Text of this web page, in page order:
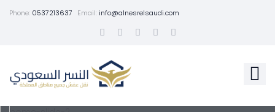
Phone: 0537213637 Email:info@alnesrelsaudi.com